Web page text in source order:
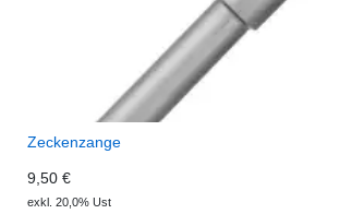
Zeckenzange
9,50 €
exkl. 20,0% Ust